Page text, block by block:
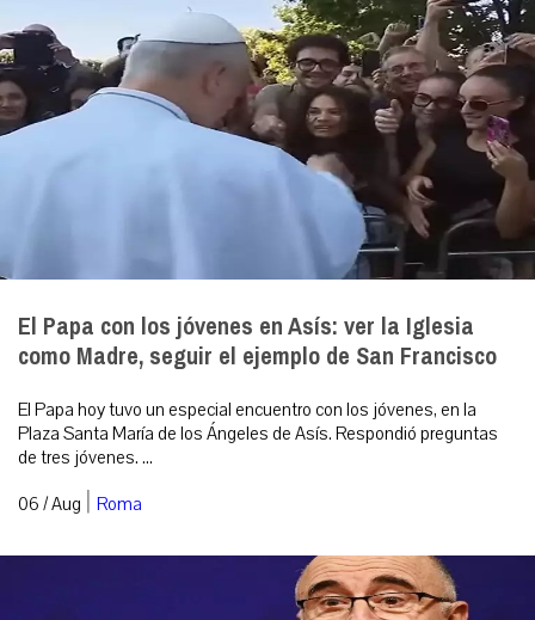
El Papa con los jóvenes en Asís: ver la Iglesia
como Madre, seguir el ejemplo de San Francisco
El Papa hoy tuvo un especial encuentro con los jóvenes, en la
Plaza Santa María de los Ángeles de Asís. Respondió preguntas
de tres jóvenes. ...
06 / Aug | Roma